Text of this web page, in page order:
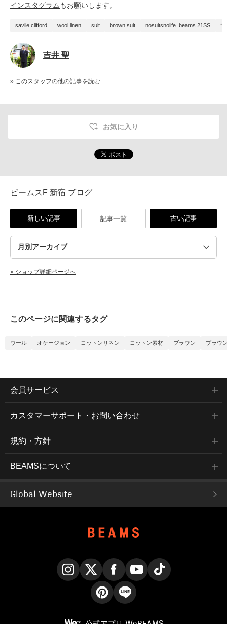
インスタグラム もお願いします。
savile clifford wool linen suit brown suit nosuitsnolife_beams 21SS サ
吉井 聖
» このスタッフの他の記事を読む
お気に入り
ビームスF 新宿 ブログ
新しい記事 記事一覧 古い記事
» ショップ詳細ページへ
このページに関連するタグ
ウール オケージョン コットンリネン コットン素材 ブラウン ブラウ
会員サービス
カスタマーサポート・お問い合わせ
規約・方針
BEAMSについて
Global Website